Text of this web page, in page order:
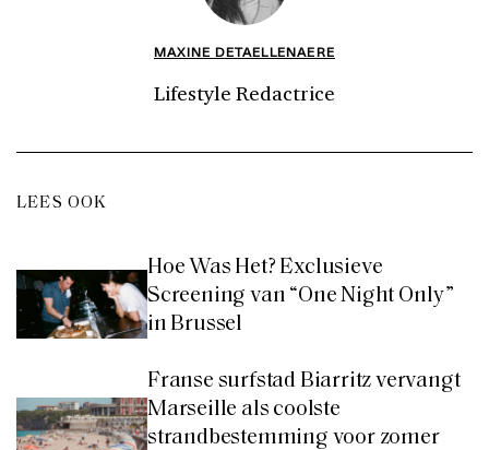
MAXINE DETAELLENAERE
Lifestyle Redactrice
LEES OOK
Hoe Was Het? Exclusieve
Screening van “One Night Only”
in Brussel
Franse surfstad Biarritz vervangt
Marseille als coolste
strandbestemming voor zomer